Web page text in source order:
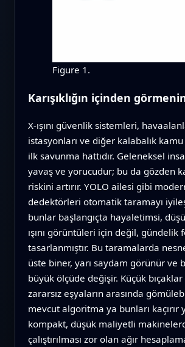
Figure 1.
Karışıklığın içinden
X-ışını güvenlik sistemleri,
istasyonları ve diğer kalabalık
ilk savunma hattıdır. Geleneksel
yavaş ve yorucudur; bu da gözden
riskini artırır. YOLO ailesi gibi
dedektörleri otomatik taramayı
bunlar başlangıçta hayaletimsi,
ışını görüntüleri için değil,
tasarlanmıştır. Bu taramalarda
üste biner, yarı saydam görünür ve
büyük ölçüde değişir. Küçük
zararsız eşyaların arasında
mevcut algoritma ya bunları kaçırır
kompakt, düşük maliyetli
çalıştırılması zor olan ağır